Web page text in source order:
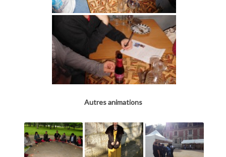
Autres animations